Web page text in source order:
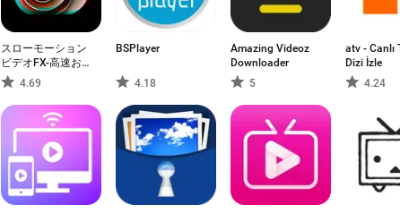
スローモーション
ビデオFX-高速お
よびスローモーシ
ョンカメラ
4.69
BSPlayer
4.18
Amazing Videoz
Downloader
5
atv - Canlı
Dizi İzle
4.24